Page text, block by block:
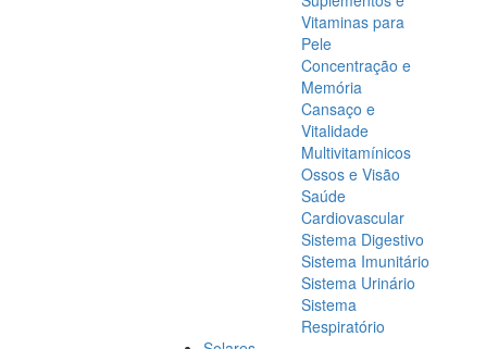
Vitaminas para
Pele
Concentração e
Memória
Cansaço e
Vitalidade
Multivitamínicos
Ossos e Visão
Saúde
Cardiovascular
Sistema Digestivo
Sistema Imunitário
Sistema Urinário
Sistema
Respiratório